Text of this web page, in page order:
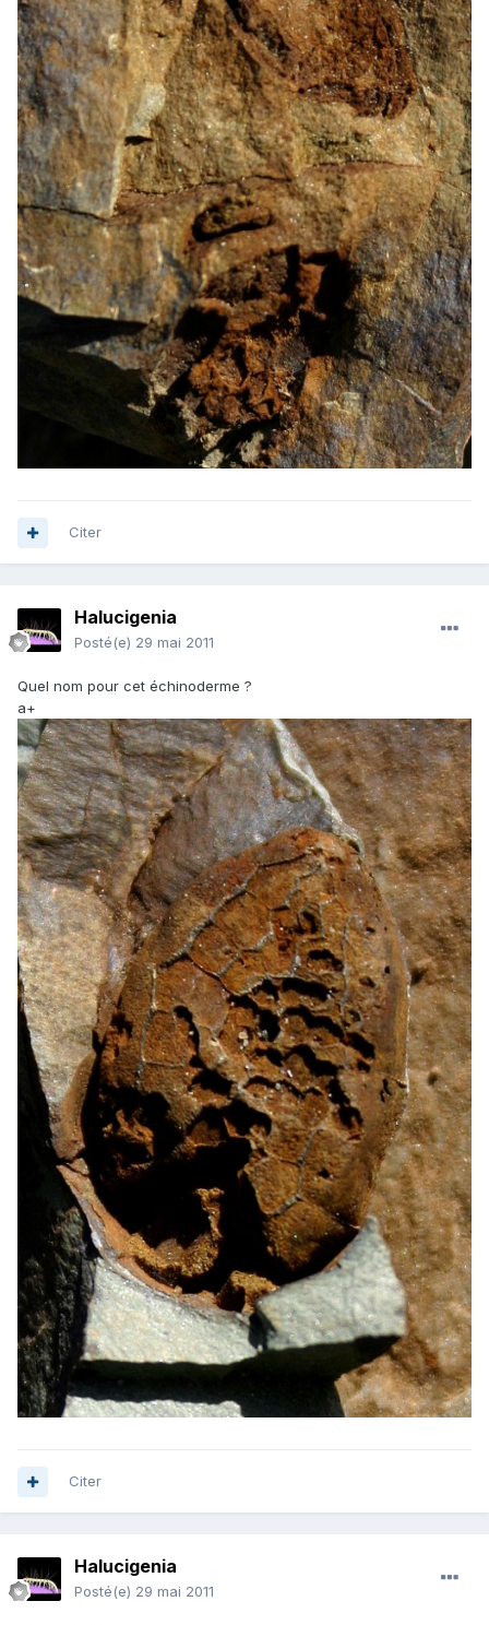
Citer
Halucigenia
Posté(e) 29 mai 2011
Quel nom pour cet échinoderme ?
a+
Citer
Halucigenia
Posté(e) 29 mai 2011